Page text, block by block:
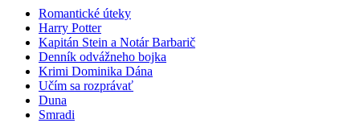
Romantické úteky
Harry Potter
Kapitán Stein a Notár Barbarič
Denník odvážneho bojka
Krimi Dominika Dána
Učím sa rozprávať
Duna
Smradi